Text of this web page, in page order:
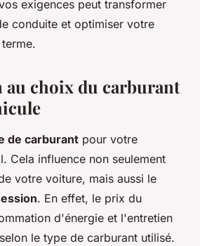
exigences peut transformer
conduite et optimiser votre
choix du carburant
de carburant pour votre
Cela influence non seulement
votre voiture, mais aussi le
. En effet, le prix du
d'énergie et l'entretien
le type de carburant utilisé.